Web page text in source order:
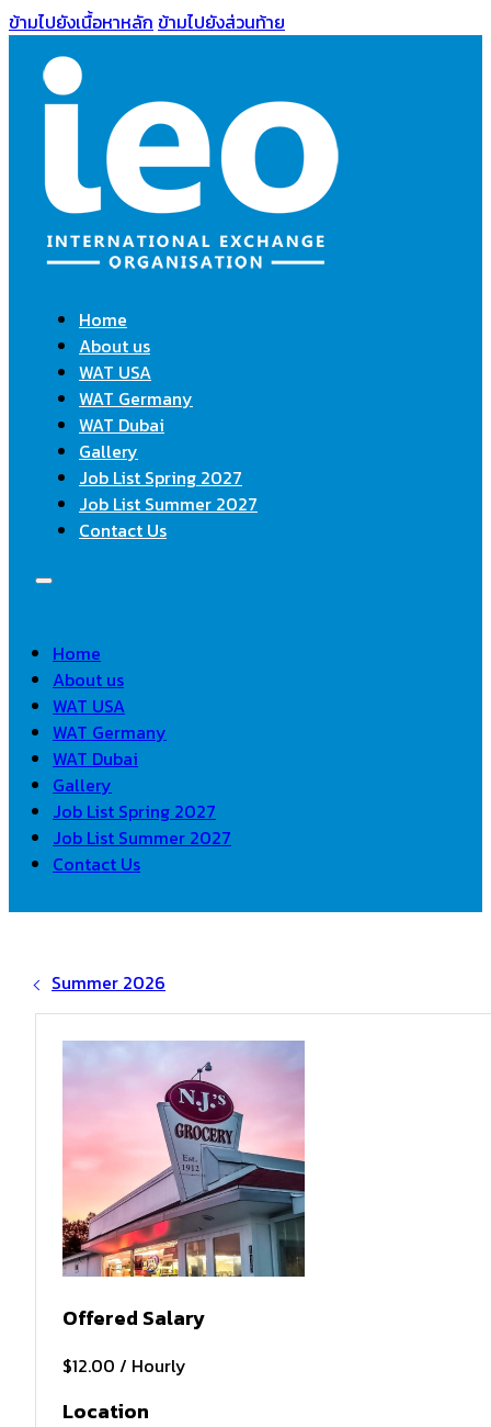
ข้ามไปยังเนื้อหาหลัก ข้ามไปยังส่วนท้าย
Home
About us
WAT USA
WAT Germany
WAT Dubai
Gallery
Job List Spring 2027
Job List Summer 2027
Contact Us
Home
About us
WAT USA
WAT Germany
WAT Dubai
Gallery
Job List Spring 2027
Job List Summer 2027
Contact Us
Summer 2026
Offered Salary
$12.00 / Hourly
Location